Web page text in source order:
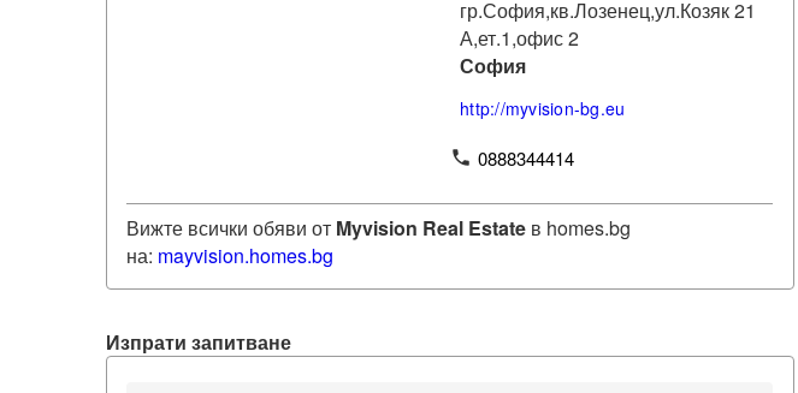
гр.София,кв.Лозенец,ул.Козяк 21
А,ет.1,офис 2
София
http://myvision-bg.eu
phone 0888344414
Вижте всички обяви от Myvision Real Estate в homes.bg
на: mayvision.homes.bg
Изпрати запитване